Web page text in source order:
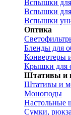
Вспышки
Вспышки для
Вспышки
Оптика
Бленды для
Конвертеры
Крышки для
Штативы и
Штативы и
Моноподы
Настольные
Сумки,